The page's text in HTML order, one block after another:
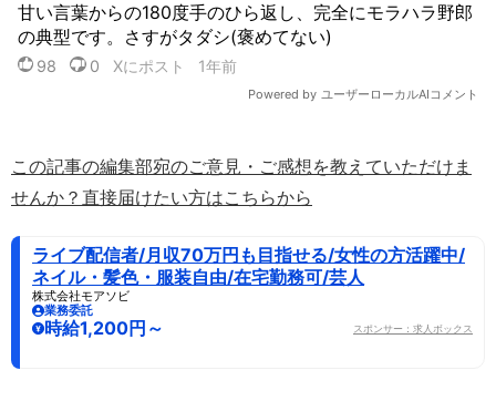
この記事の編集部宛のご意見・ご感想を教えていただけま
せんか？直接届けたい方はこちらから
ライブ配信者/月収70万円も目指せる/女性の方活躍中/
ネイル・髪色・服装自由/在宅勤務可/芸人
株式会社モアソビ
業務委託
時給1,200円～ スポンサー：求人ボックス